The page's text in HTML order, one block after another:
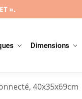
».
Dimensions
Recherche
40x35x69cm